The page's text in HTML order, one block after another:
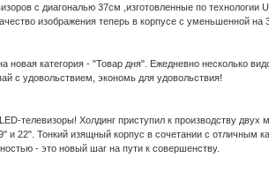
с диагональю 37см ,изготовленные по технологии
изображения теперь в корпусе с уменьшенной на
новая категория - "Товар дня". Ежедневно несколько
с удовольствием, экономь для удовольствия!
телевизоры! Холдинг приступил к производству двух
и 22". Тонкий изящный корпус в сочетании с отличным
- это новый шаг на пути к совершенству.